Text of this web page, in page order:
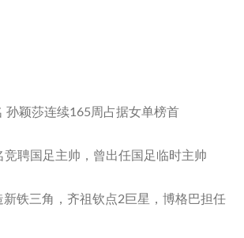
孙颖莎连续165周占据女单榜首
竞聘国足主帅，曾出任国足临时主帅
新铁三角，齐祖钦点2巨星，博格巴担任